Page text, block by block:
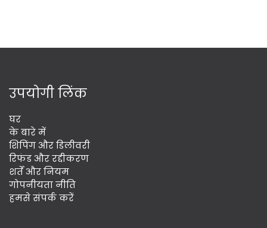
उपयोगी लिंक
घर
के बारे में
शिपिंग और डिलीवरी
रिफंड और रद्दीकरण
शर्तें और नियम
गोपनीयता नीति
हमसे संपर्क करें